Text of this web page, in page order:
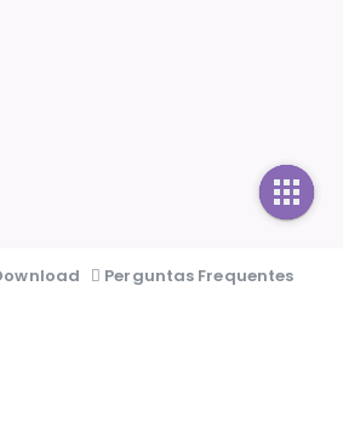
Perguntas Frequentes